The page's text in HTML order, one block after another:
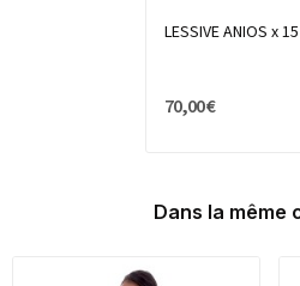
LESSIVE ANIOS x
70,00 €
Dans la même